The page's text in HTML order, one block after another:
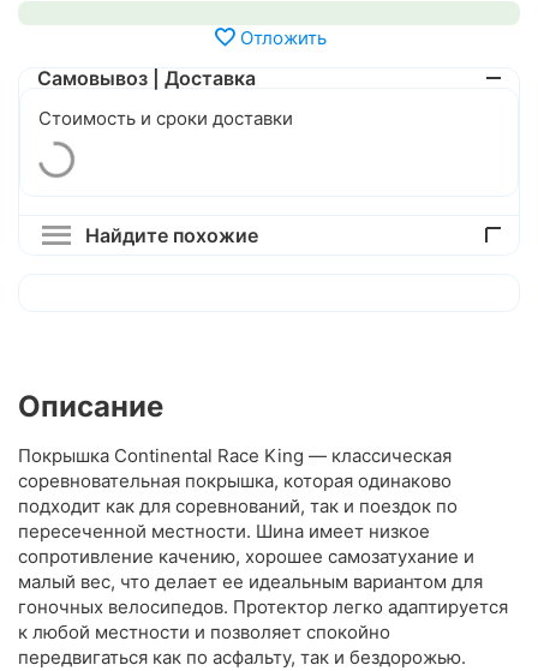
Отложить
Самовывоз | Доставка
Стоимость и сроки доставки
Найдите похожие
Описание
Покрышка Continental Race King — классическая
соревновательная покрышка, которая одинаково
подходит как для соревнований, так и поездок по
пересеченной местности. Шина имеет низкое
сопротивление качению, хорошее самозатухание и
малый вес, что делает ее идеальным вариантом для
гоночных велосипедов. Протектор легко адаптируется
к любой местности и позволяет спокойно
передвигаться как по асфальту, так и бездорожью.